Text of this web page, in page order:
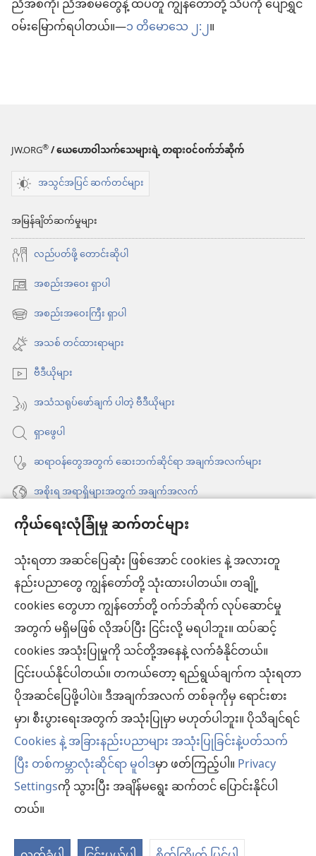
ကိုယ်ရေးလုံခြုံမှု ဆက်တင်များ
သုံးရတာ အဆင်ပြေဆုံး ဖြစ်အောင် cookies နဲ့ အလားတူ
နည်းပညာတွေ ကျွန်တော်တို့ သုံးထားပါတယ်။ တချို့
cookies တွေဟာ ကျွန်တော်တို့ ဝက်ဘ်ဆိုက် လုပ်ဆောင်မှု
အတွက် မရှိမဖြစ် လိုအပ်ပြီး ငြင်းလို့ မရပါဘူး။ ထပ်ဆင့်
cookies အသုံးပြုမှုကို သင်တို့အနေနဲ့ လက်ခံနိုင်တယ်။
ငြင်းပယ်နိုင်ပါတယ်။ တကယ်တော့ ရည်ရွယ်ချက်က သုံးရတာ
ပိုအဆင်ပြေဖို့ပါပဲ။ ဒီအချက်အလက် တစ်ခုကိုမှ ရောင်းစား
မှာ၊ စီးပွားရေးအတွက် အသုံးပြုမှာ မဟုတ်ပါဘူး။ ပိုသိချင်ရင်
Cookies နဲ့ အခြားနည်းပညာများ အသုံးပြုခြင်းနဲ့ပတ်သက်
ပြီး တစ်ကမ္ဘာလုံးဆိုင်ရာ မူဝါဒမှာ ဖတ်ကြည့်ပါ။Privacy
Settingsကို သွားပြီး အချိန်မရွေး ဆက်တင် ပြောင်းနိုင်ပါ
တယ်။
ညီအစ်ကို၊ ညီအစ်မတွေနဲ့ ထပ်တူ ကျွန်တော်တို့ သိပ်ကို ပျော်ရွှင်
ဝမ်းမြောက်ရပါတယ်။—၁ တိမောသေ ၂:၂။
JW.ORG®/ ယေဟောဝါသက်သေများရဲ့ တရားဝင်ဝက်ဘ်ဆိုက်
အသွင်အပြင် ဆက်တင်များ
အမြန်ချိတ်ဆက်မှုများ
လည်ပတ်ဖို့ တောင်းဆိုပါ
အစည်းအဝေး ရှာပါ
(window
အသစ်
င့်
နေ
ပါ
တယ်)
အစည်းအဝေးကြီး ရှာပါ
(window
အသစ်
င့်
နေ
ပါ
တယ်)
အသစ် တင်ထားရာများ
ဗီဒီယိုများ
အသံသရုပ်ဖော်ချက် ပါတဲ့ ဗီဒီယိုများ
ရှာဖွေပါ
ဆရာဝန်တွေအတွက် ဆေးဘက်ဆိုင်ရာ အချက်အလက်များ
အစိုးရ အရာရှိများအတွက် အချက်အလက်
အကူအညီ
အလှူငွေ
(window
အသစ်
ဖွ
င့်
ပါ
တယ်)
ကင်းမျှော်စင် အွန်လိုင်းစာကြည့်တိုက်™
(window
အသစ်
ဖွ
င့်
နေ
ပါ
တယ်)
JW Hub®
(window
အသစ်
ဖွ
င့်
နေ
ပါ
တယ်)
JW Library®
ကင်းမျှော်စင် စာကြည့်တိုက်
Copyright© 2026 Watch Tower Bible and Tract Society of Pennsylvania.
လိုက်နာရန် စည်းကမ်းများ